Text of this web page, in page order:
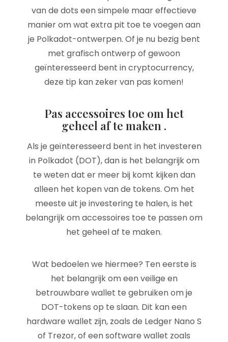
van de dots een simpele maar effectieve
manier om wat extra pit toe te voegen aan
je Polkadot-ontwerpen. Of je nu bezig bent
met grafisch ontwerp of gewoon
geïnteresseerd bent in cryptocurrency,
deze tip kan zeker van pas komen!
Pas accessoires toe om het
geheel af te maken .
Als je geïnteresseerd bent in het investeren
in Polkadot (DOT), dan is het belangrijk om
te weten dat er meer bij komt kijken dan
alleen het kopen van de tokens. Om het
meeste uit je investering te halen, is het
belangrijk om accessoires toe te passen om
het geheel af te maken.
Wat bedoelen we hiermee? Ten eerste is
het belangrijk om een veilige en
betrouwbare wallet te gebruiken om je
DOT-tokens op te slaan. Dit kan een
hardware wallet zijn, zoals de Ledger Nano S
of Trezor, of een software wallet zoals